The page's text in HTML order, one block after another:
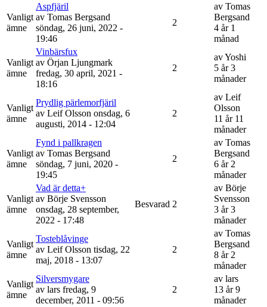
Vanligt
ämne
Aspfjäril
av Tomas Bergsand
söndag, 26 juni, 2022 -
19:46
2
av Tomas
Bergsand
4 år 1
månad
Vanligt
ämne
Vinbärsfux
av Örjan Ljungmark
fredag, 30 april, 2021 -
18:16
2
avYoshi
5 år 3
månader
Vanligt
ämne
Prydlig pärlemorfjäril
av Leif Olsson onsdag, 6
augusti, 2014 - 12:04
2
av Leif
Olsson
11 år 11
månader
Vanligt
ämne
Fynd i pallkragen
av Tomas Bergsand
söndag, 7 juni, 2020 -
19:45
2
av Tomas
Bergsand
6 år 2
månader
Vanligt
ämne
Vad är detta+
av Börje Svensson
onsdag, 28 september,
2022 - 17:48
Besvarad 2
av Börje
Svensson
3 år 3
månader
Vanligt
ämne
Tosteblåvinge
av Leif Olsson tisdag, 22
maj, 2018 - 13:07
2
av Tomas
Bergsand
8 år 2
månader
Vanligt
ämne
Silversmygare
av lars fredag, 9
december, 2011 - 09:56
2
av lars
13 år 9
månader